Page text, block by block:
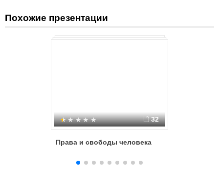
Похожие презентации
32
Права и свободы человека